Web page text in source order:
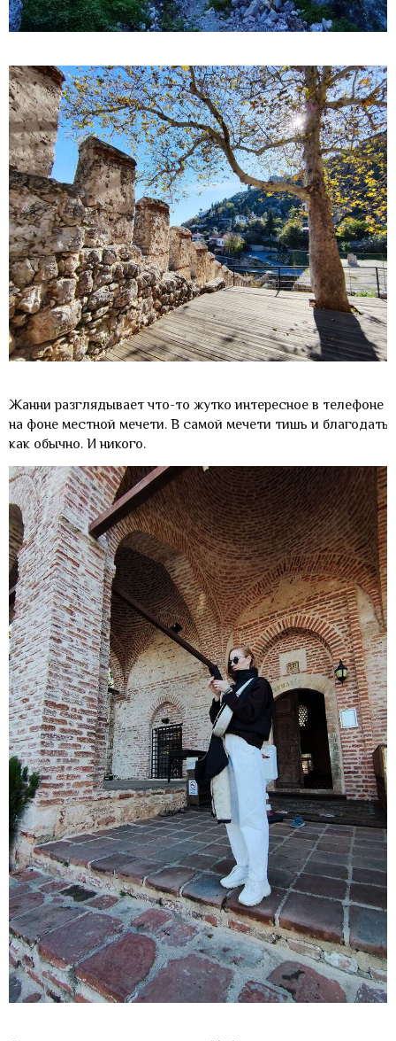
Жанни разглядывает что-то жутко интересное в телефоне
на фоне местной мечети. В самой мечети тишь и благодать,
как обычно. И никого.